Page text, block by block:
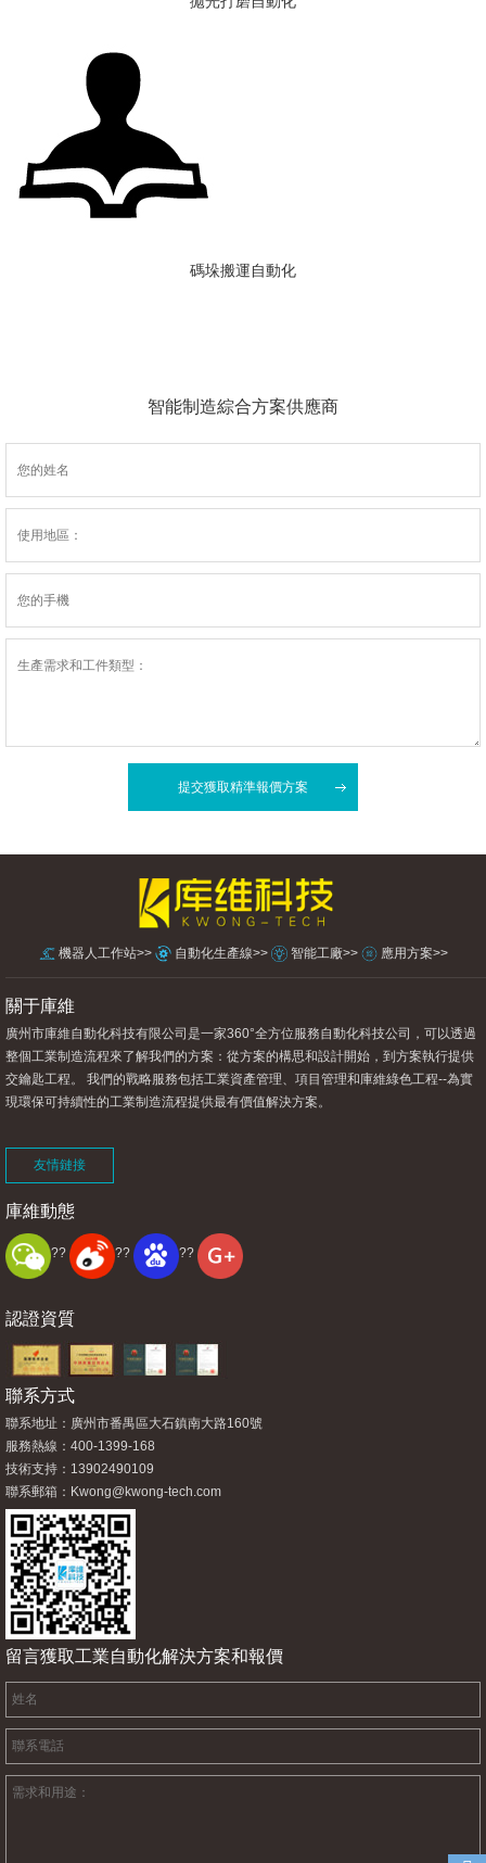
碼垛搬運自動化
智能制造綜合方案供應商
提交獲取精準報價方案
機器人工作站>> 自動化生產線>> 智能工廠>> 應用方案>>
關于庫維
廣州市庫維自動化科技有限公司是一家360°全方位服務自動化科技公司，可以透過
整個工業制造流程來了解我們的方案：從方案的構思和設計開始，到方案執行提供
交鑰匙工程。 我們的戰略服務包括工業資產管理、項目管理和庫維綠色工程--為實
現環保可持續性的工業制造流程提供最有價值解決方案。
友情鏈接
庫維動態
?? ?? ??
認證資質
聯系方式
聯系地址：廣州市番禺區大石鎮南大路160號
服務熱線：400-1399-168
技術支持：13902490109
聯系郵箱： Kwong@kwong-tech.com
留言獲取工業自動化解決方案和報價